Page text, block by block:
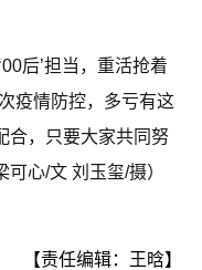
后’担当，重活抢着
疫情防控，多亏有这
合，只要大家共同努
心/文 刘玉玺/摄）
【责任编辑：王晗】